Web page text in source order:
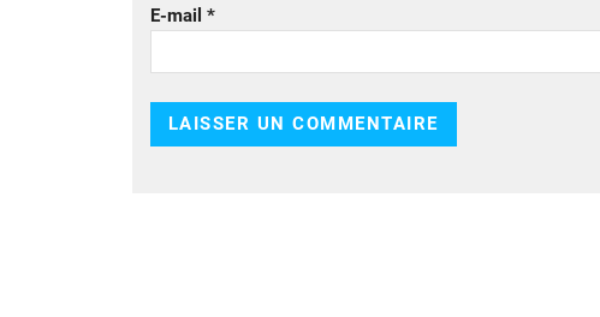
E-mail *